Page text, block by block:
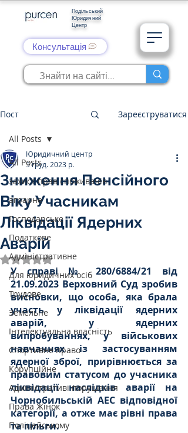
Подільський
Юридичний
Центр
Консультація
Пост Зареєструватися
All Posts
захист прав споживачів
аграрне
Господарське
Податкове
Адміністративне
Для юридичних осіб
Трудове
Земельне
Інтелектуальна власність
Спортивне право
Корупційне
Адміністративі порушення
Права Жінок
Поліцейському
All Posts
Зниження Пенсійного
Віку Учасникам
Ліквідації Ядерних
Аварій
Юридичний центр
5 груд. 2023 р.
Оцінка: NaN з 5 зірок.
У справі № 280/6884/21 від
21.09.2023 Верховний Суд зробив
висновки, що особа, яка брала
участь у ліквідації ядерних
аварій, у ядерних
випробуваннях, у військових
навчаннях із застосуванням
ядерної зброї, прирівнюється за
правовим статусом до учасника
ліквідації наслідків аварії на
Чорнобильській АЕС відповідної
категорії, а отже має рівні права
та пільги.